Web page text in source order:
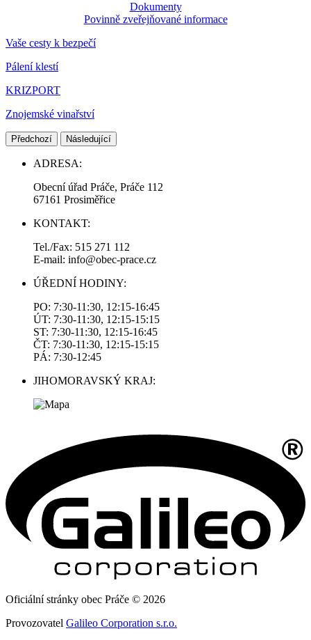
Dokumenty
Povinně zveřejňované informace
Vaše cesty k bezpečí
Pálení klestí
KRIZPORT
Znojemské vinařství
Předchozí Následující
ADRESA:
Obecní úřad Práče, Práče 112
67161 Prosiměřice
KONTAKT:
Tel./Fax: 515 271 112
E-mail: info@obec-prace.cz
ÚŘEDNÍ HODINY:
PO: 7:30-11:30, 12:15-16:45
ÚT: 7:30-11:30, 12:15-15:15
ST: 7:30-11:30, 12:15-16:45
ČT: 7:30-11:30, 12:15-15:15
PÁ: 7:30-12:45
JIHOMORAVSKÝ KRAJ:
Oficiální stránky obec Práče © 2026
Provozovatel Galileo Corporation s.r.o.